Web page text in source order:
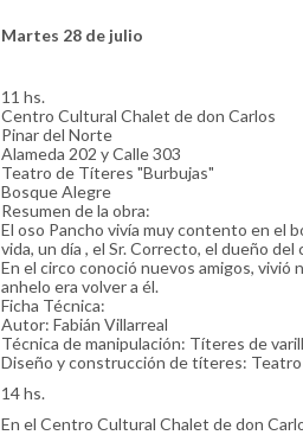
Martes 28 de julio
11 hs.
Centro Cultural Chalet de don Carlos
Pinar del Norte
Alameda 202 y Calle 303
Teatro de Títeres "Burbujas"
Bosque Alegre
Resumen de la obra:
El oso Pancho vivía muy contento en el
vida, un día , el Sr. Correcto, el dueño del
En el circo conoció nuevos amigos,
anhelo era volver a él.
Ficha Técnica:
Autor: Fabián Villarreal
Técnica de manipulación: Títeres de
Diseño y construcción de títeres:
14 hs.
En el Centro Cultural Chalet de don